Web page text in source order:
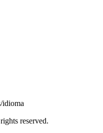
idioma
reserved.